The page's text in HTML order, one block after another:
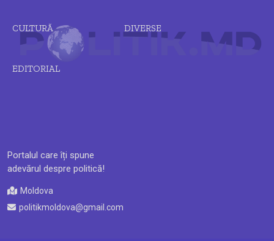
Portalul care îți spune
adevărul despre politică!
Moldova
politikmoldova@gmail.com
CULTURĂ DIVERSE
EDITORIAL